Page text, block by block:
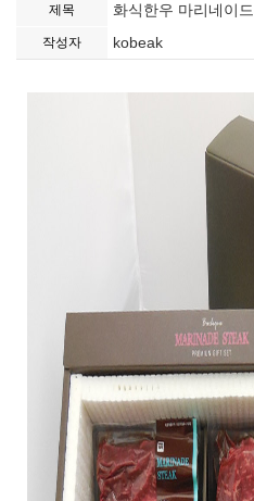
제목 화식한우 마리네이드
작성자 kobeak